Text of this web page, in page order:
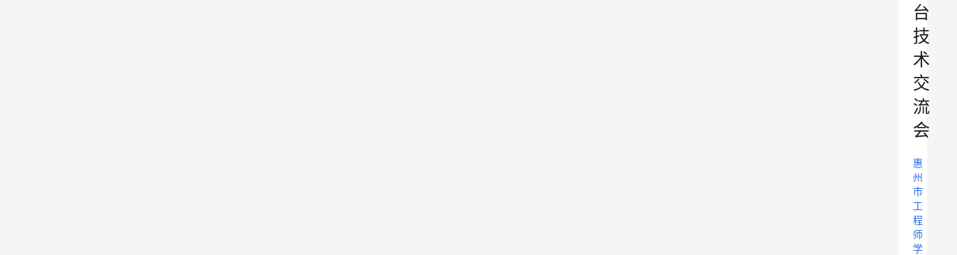
台
技
术
交
流
会
惠
州
市
工
程
师
学